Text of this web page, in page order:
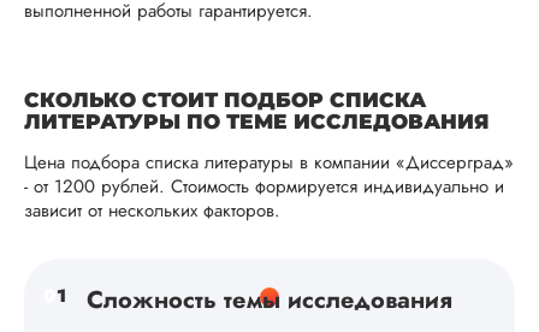
выполненной работы гарантируется.
СКОЛЬКО СТОИТ ПОДБОР СПИСКА
ЛИТЕРАТУРЫ ПО ТЕМЕ ИССЛЕДОВАНИЯ
Цена подбора списка литературы в компании «Диссерград»
- от 1200 рублей. Стоимость формируется индивидуально и
зависит от нескольких факторов.
1 Сложность темы исследования